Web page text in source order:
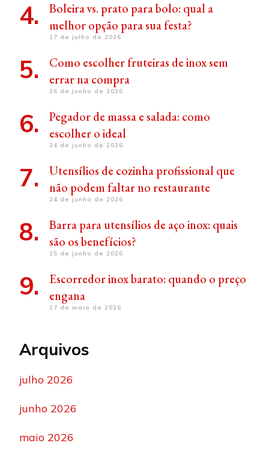
Boleira vs. prato para bolo: qual a
melhor opção para sua festa?
17 de julho de 2026
Como escolher fruteiras de inox sem
errar na compra
26 de junho de 2026
Pegador de massa e salada: como
escolher o ideal
24 de junho de 2026
Utensílios de cozinha profissional que
não podem faltar no restaurante
24 de junho de 2026
Barra para utensílios de aço inox: quais
são os benefícios?
15 de junho de 2026
Escorredor inox barato: quando o preço
engana
27 de maio de 2026
Arquivos
julho 2026
junho 2026
maio 2026